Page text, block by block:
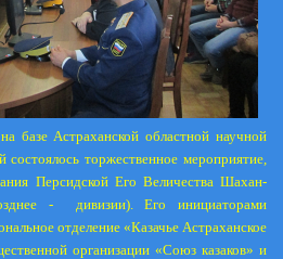
базе Астраханской областной научной
торжественное мероприятие,
Персидской Его Величества Шахан-
- дивизии). Его инициаторами
отделение «Казачье Астраханское
организации «Союз казаков» и